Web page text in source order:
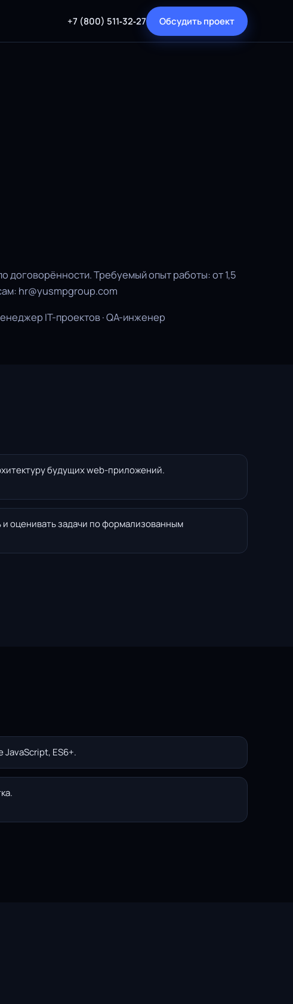
+7 (800) 511‑32‑27 Обсудить проект
договорённости. Требуемый опыт работы: от 1,5
hr@yusmpgroup.com
IT-проектов·QA-инженер
будущих web-приложений.
оценивать задачи по формализованным
ES6+.